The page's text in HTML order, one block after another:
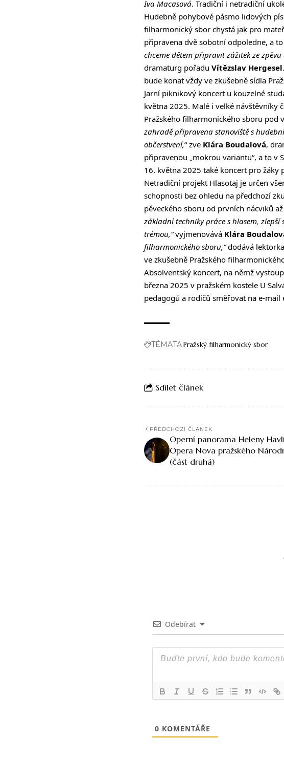
Iva Macasová. Tradiční i netradiční
Hudebně pohybové pásmo lidových
filharmonický sbor chystá jak pro
připravena dvě sobotní odpoledne, a
chceme dětem připravit zážitek ze
dramaturg pořadu Vítězslav Hergesel
bude konat vždy ve zkušebně sídla
Jarní piknikový koncert u kouzelné
května 2025. Malé i velké návštěvníky
Pražského filharmonického sboru pod
zahradě připravena stanoviště s
občerstvení,“ zve Klára Boudalová,
připravenou „mokrou variantu“, a to v
16. května 2025 také koncert pro žáky
Netradiční projekt Hlasotaj je určen
schopnosti bez ohledu na předchozí
pěveckého sboru od prvních nácviků
základní techniky práce s hlasem,
trémou,“vyjmenovává Klára
filharmonického sboru,“dodává
ve zkušebně Pražského
Absolventský koncert, na němž
března 2025 v pražském kostele U
pedagogů a rodičů směřovat na e-mail
TÉMATAPražský filharmonický sbor
Sdílet článek
PŘEDCHOZÍ ČLÁNEK
Operní panorama Heleny
Opera Nova pražského
(část druhá)
Odebírat
0 KOMENTÁŘE